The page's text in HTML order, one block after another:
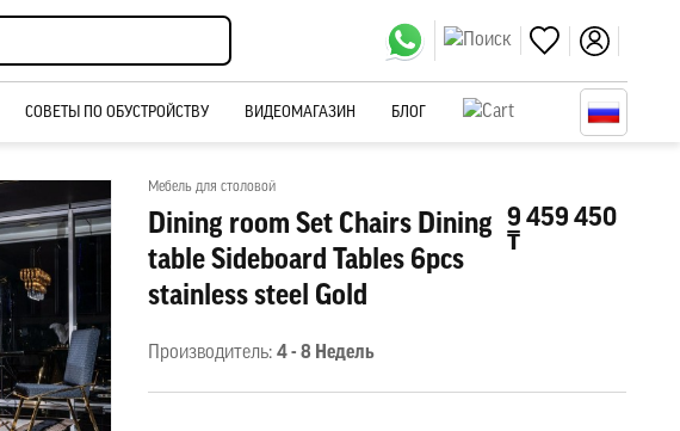
СОВЕТЫ ПО ОБУСТРОЙСТВУ ВИДЕОМАГАЗИН БЛОГ
Мебель для столовой
Dining room Set Chairs Dining
table Sideboard Tables 6pcs
stainless steel Gold
9 459 450
₸
Производитель: 4 - 8 Недель